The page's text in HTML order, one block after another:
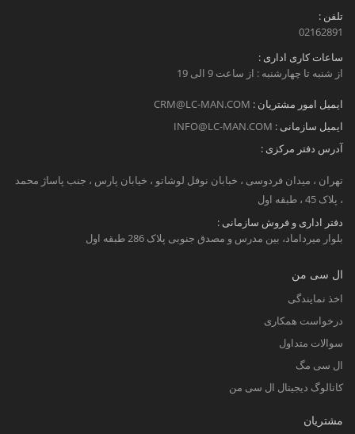
تلفن :
02162891
ساعات کاری اداری :
از شنبه تا چهارشنبه : از ساعت 9 الی 19
ایمیل امور مشتریان : CRM@LC-MAN.COM
ایمیل سازمانی : INFO@LC-MAN.COM
آدرس دفتر مرکزی :
تهران ، میدان فردوسی ، خبابان نوفل لوشاتو ، خیابان پارس ، جنب پاساژ محمد
، پلاک 45 ، طبقه اول
دفتر اداری و فروش سازمانی :
بلوار میرداماد، بین مدرس و مصدق جنوبی پلاک 286 طبقه اول
ال سی من
اخذ نمایندگی
درخواست همکاری
سوالات متداول
ال سی مگ
کاتالوگ دیجیتال ال سی من
مشتریان